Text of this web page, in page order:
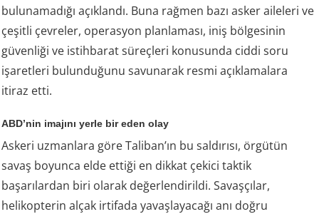
bulunamadığı açıklandı. Buna rağmen bazı asker aileleri ve
çeşitli çevreler, operasyon planlaması, iniş bölgesinin
güvenliği ve istihbarat süreçleri konusunda ciddi soru
işaretleri bulunduğunu savunarak resmi açıklamalara
itiraz etti.
ABD’nin imajını yerle bir eden olay
Askeri uzmanlara göre Taliban’ın bu saldırısı, örgütün
savaş boyunca elde ettiği en dikkat çekici taktik
başarılardan biri olarak değerlendirildi. Savaşçılar,
helikopterin alçak irtifada yavaşlayacağı anı doğru